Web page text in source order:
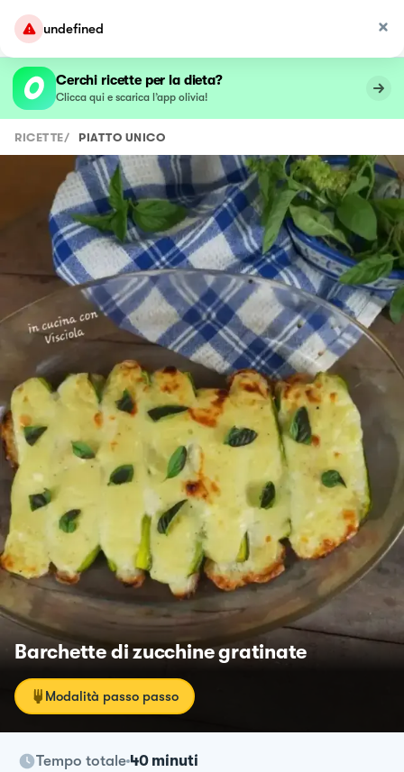
undefined
Cerchi ricette per la dieta?
Clicca qui e scarica l’app olivia!
RICETTE/ PIATTO UNICO
Barchette di zucchine gratinate
Modalità passo passo
Tempo totale 40 minuti